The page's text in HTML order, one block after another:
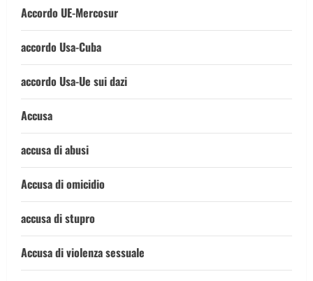
Accordo UE-Mercosur
accordo Usa-Cuba
accordo Usa-Ue sui dazi
Accusa
accusa di abusi
Accusa di omicidio
accusa di stupro
Accusa di violenza sessuale